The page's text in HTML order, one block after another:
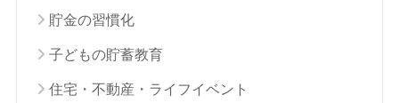
貯金の習慣化
子どもの貯蓄教育
住宅・不動産・ライフイベント